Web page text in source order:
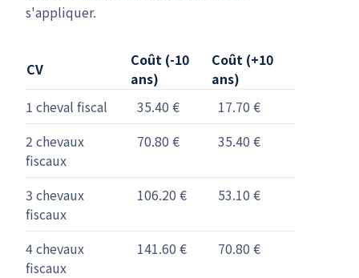
s'appliquer.
CV
Coût (-10
ans)
Coût (+10
ans)
1 cheval fiscal
35.40 €
17.70 €
2 chevaux
fiscaux
70.80 € 35.40 €
3 chevaux
fiscaux
106.20 € 53.10 €
4 chevaux
fiscaux
141.60 € 70.80 €